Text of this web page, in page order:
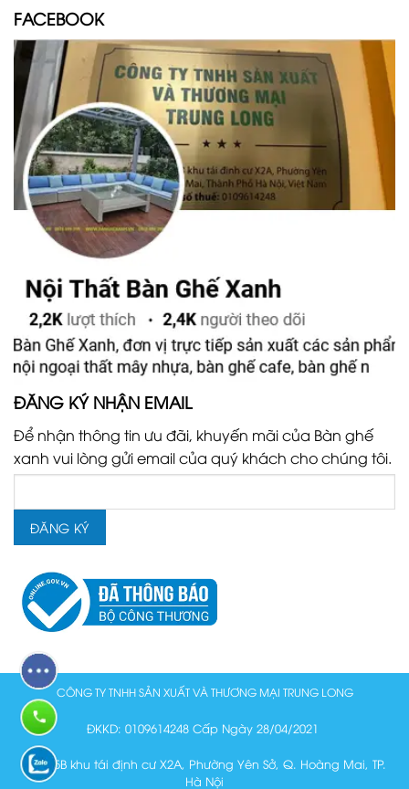
FACEBOOK
ĐĂNG KÝ NHẬN EMAIL
Để nhận thông tin ưu đãi, khuyến mãi của Bàn ghế
xanh vui lòng gửi email của quý khách cho chúng tôi.
CÔNG TY TNHH SẢN XUẤT VÀ THƯƠNG MẠI TRUNG LONG
ĐKKD: 0109614248 Cấp Ngày 28/04/2021
Lô N15B khu tái định cư X2A, Phường Yên Sở, Q. Hoàng Mai, TP.
Hà Nội